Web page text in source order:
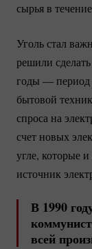
сырья в
Уголь стал
решили
годы — период
бытовой
спроса на
счет новых
угле, которые
источник
В 1990
всей